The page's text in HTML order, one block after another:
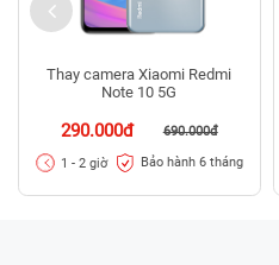
Thay camera Xiaomi Redmi
Note 10 5G
290.000đ 690.000đ
1 - 2 giờ Bảo hành 6 tháng